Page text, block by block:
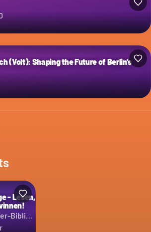
(Volt): Shaping the Future of Berlin's
- Lesen,
Dietrich-Bonhoeffer-Bibliothek